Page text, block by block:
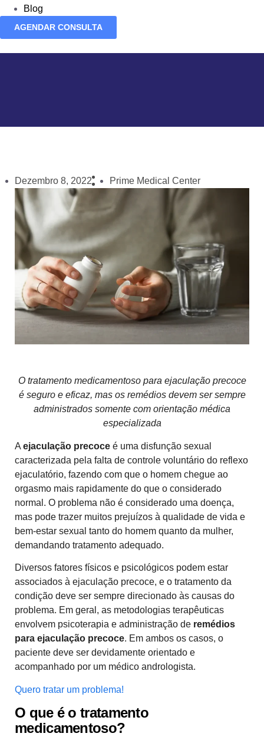
Blog
AGENDAR CONSULTA
Dezembro 8, 2022 Prime Medical Center
O tratamento medicamentoso para ejaculação precoce
é seguro e eficaz, mas os remédios devem ser sempre
administrados somente com orientação médica
especializada
A ejaculação precoce é uma disfunção sexual
caracterizada pela falta de controle voluntário do reflexo
ejaculatório, fazendo com que o homem chegue ao
orgasmo mais rapidamente do que o considerado
normal. O problema não é considerado uma doença,
mas pode trazer muitos prejuízos à qualidade de vida e
bem-estar sexual tanto do homem quanto da mulher,
demandando tratamento adequado.
Diversos fatores físicos e psicológicos podem estar
associados à ejaculação precoce, e o tratamento da
condição deve ser sempre direcionado às causas do
problema. Em geral, as metodologias terapêuticas
envolvem psicoterapia e administração de remédios
para ejaculação precoce. Em ambos os casos, o
paciente deve ser devidamente orientado e
acompanhado por um médico andrologista.
Quero tratar um problema!
O que é o tratamento
medicamentoso?